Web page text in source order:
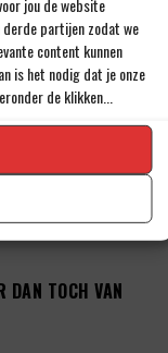
derde partijen zodat we
content kunnen
is het nodig dat je onze
de klikken...
EEN PRIMA
BIJ
DAN TOCH VAN